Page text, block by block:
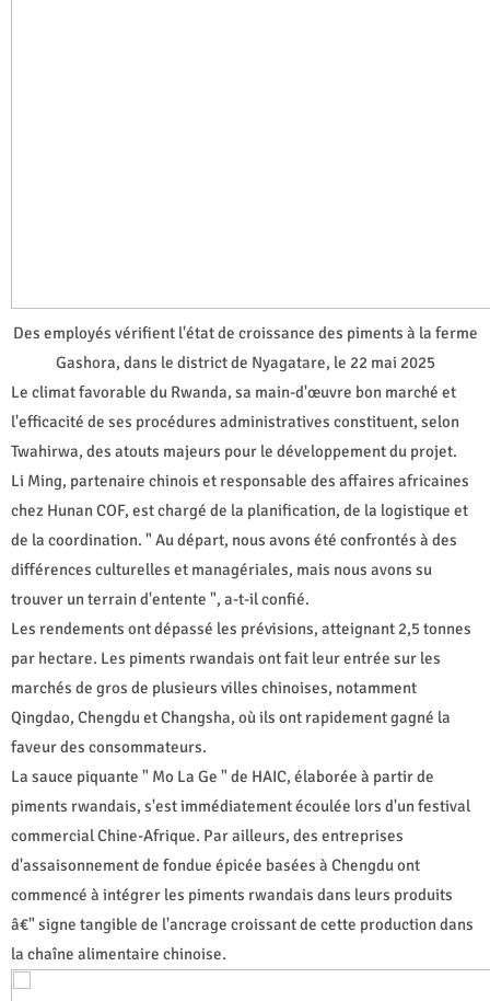
Des employés vérifient l'état de croissance des piments à la ferme
Gashora, dans le district de Nyagatare, le 22 mai 2025
Le climat favorable du Rwanda, sa main-d'œuvre bon marché et
l'efficacité de ses procédures administratives constituent, selon
Twahirwa, des atouts majeurs pour le développement du projet.
Li Ming, partenaire chinois et responsable des affaires africaines
chez Hunan COF, est chargé de la planification, de la logistique et
de la coordination. " Au départ, nous avons été confrontés à des
différences culturelles et managériales, mais nous avons su
trouver un terrain d'entente ", a-t-il confié.
Les rendements ont dépassé les prévisions, atteignant 2,5 tonnes
par hectare. Les piments rwandais ont fait leur entrée sur les
marchés de gros de plusieurs villes chinoises, notamment
Qingdao, Chengdu et Changsha, où ils ont rapidement gagné la
faveur des consommateurs.
La sauce piquante " Mo La Ge " de HAIC, élaborée à partir de
piments rwandais, s'est immédiatement écoulée lors d'un festival
commercial Chine-Afrique. Par ailleurs, des entreprises
d'assaisonnement de fondue épicée basées à Chengdu ont
commencé à intégrer les piments rwandais dans leurs produits
â€" signe tangible de l'ancrage croissant de cette production dans
la chaîne alimentaire chinoise.